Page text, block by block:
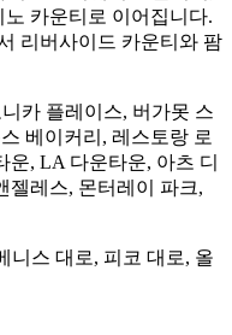
카운티로 이어집니다.
리버사이드 카운티와 팜
카 플레이스, 버가못 스
베이커리, 레스토랑 로
운, LA 다운타운, 아츠 디
젤레스, 몬터레이 파크,
니스 대로, 피코 대로, 올